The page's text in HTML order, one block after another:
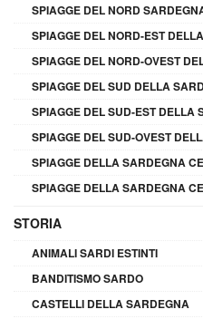
SPIAGGE DEL NORD
SPIAGGE DEL NORD-EST
SPIAGGE DEL NORD-OVEST
SPIAGGE DEL SUD DELLA
SPIAGGE DEL SUD-EST DELLA
SPIAGGE DEL SUD-OVEST
SPIAGGE DELLA SARDEGNA
SPIAGGE DELLA SARDEGNA
STORIA
ANIMALI SARDI ESTINTI
BANDITISMO SARDO
CASTELLI DELLA SARDEGNA